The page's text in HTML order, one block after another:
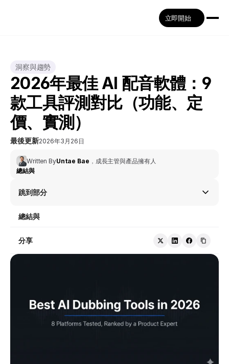
立即開始
洞察與趨勢
2026年最佳 AI 配音軟體：9
款工具評測對比（功能、定
價、實測）
最後更新2026年3月26日
Written ByUntae Bae ， 成長主管與產品擁有人
總結與
跳到部分
總結與
分享